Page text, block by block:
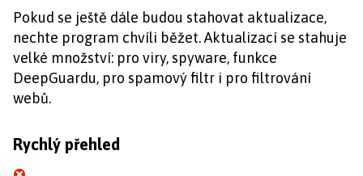
Pokud se ještě dále budou stahovat aktualizace,
nechte program chvíli běžet. Aktualizací se stahuje
velké množství: pro viry, spyware, funkce
DeepGuardu, pro spamový filtr i pro filtrování
webů.
Rychlý přehled